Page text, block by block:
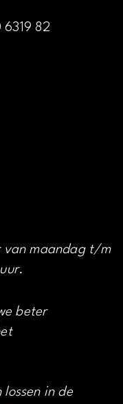
6319 82
van maandag t/m
beter
in de